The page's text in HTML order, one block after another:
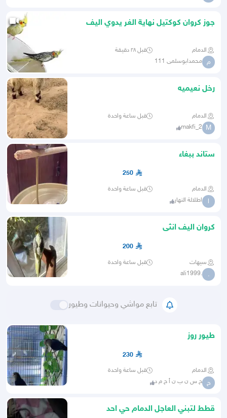
جوز كروان كوكتيل نهاية الغر يدوي اليف
الدمام قبل ٢٨ دقيقة
م محمدابوسلمى 111
رخل نعيميه
الدمام قبل ساعة واحدة
M
makfi_2
ستاند ببغاء
250
الدمام قبل ساعة واحدة
ا اطلالة النهار
كروان اليف انثى
200
سيهات قبل ساعة واحدة
.
.ali1999
تابع مواشي وحيوانات وطيور
طيور روز
230
الدمام قبل ساعة واحدة
ح ح س ن ب ن أ ح م د
قطط لتبني العاجل الدمام حي احد